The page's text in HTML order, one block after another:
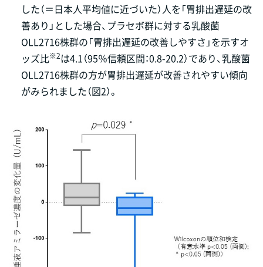
した（＝日本人平均値に近づいた）人を「胃排出遅延の改
善あり」とした場合、プラセボ群に対する乳酸菌
OLL2716株群の「胃排出遅延の改善しやすさ」を示すオ
ッズ比※2は4.1（95％信頼区間：0.8-20.2）であり、乳酸菌
OLL2716株群の方が胃排出遅延が改善されやすい傾向
がみられました（図2）。